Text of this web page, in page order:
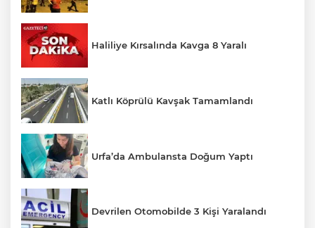
Haliliye Kırsalında Kavga 8 Yaralı
Katlı Köprülü Kavşak Tamamlandı
Urfa’da Ambulansta Doğum Yaptı
Devrilen Otomobilde 3 Kişi Yaralandı